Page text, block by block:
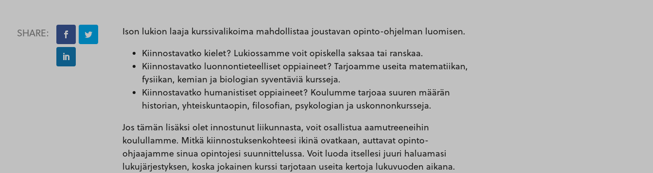
SHARE:
Ison lukion laaja kurssivalikoima mahdollistaa joustavan opinto-ohjelman luomisen.
Kiinnostavatko kielet? Lukiossamme voit opiskella saksaa tai ranskaa.
Kiinnostavatko luonnontieteelliset oppiaineet? Tarjoamme useita matematiikan,
fysiikan, kemian ja biologian syventäviä kursseja.
Kiinnostavatko humanistiset oppiaineet? Koulumme tarjoaa suuren määrän
historian, yhteiskuntaopin, filosofian, psykologian ja uskonnonkursseja.
Jos tämän lisäksi olet innostunut liikunnasta, voit osallistua aamutreeneihin
koulullamme. Mitkä kiinnostuksenkohteesi ikinä ovatkaan, auttavat opinto-
ohjaajamme sinua opintojesi suunnittelussa. Voit luoda itsellesi juuri haluamasi
lukujärjestyksen, koska jokainen kurssi tarjotaan useita kertoja lukuvuoden aikana.